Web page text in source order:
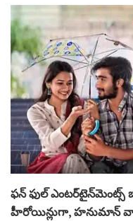
ఫన్ ఫుల్
హీరోయిన్లుగా, హనుమాన్